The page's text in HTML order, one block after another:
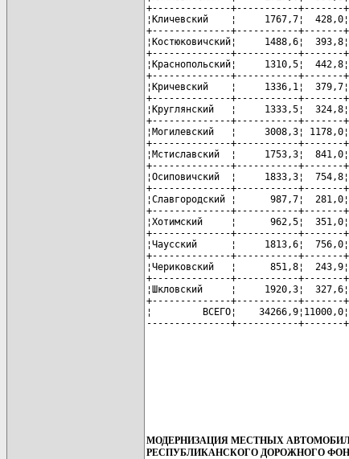
+--------------+-----------+-------
¦Кличевский    ¦     1767,7¦
+--------------+-----------+-------
¦Костюковичский¦     1488,6¦
+--------------+-----------+-------
¦Краснопольский¦     1310,5¦
+--------------+-----------+-------
¦Кричевский    ¦     1336,1¦
+--------------+-----------+-------
¦Круглянский   ¦     1333,5¦
+--------------+-----------+-------
¦Могилевский   ¦     3008,3¦
+--------------+-----------+-------
¦Мстиславский  ¦     1753,3¦
+--------------+-----------+-------
¦Осиповичский  ¦     1833,3¦
+--------------+-----------+-------
¦Славгородский ¦      987,7¦
+--------------+-----------+-------
¦Хотимский     ¦      962,5¦
+--------------+-----------+-------
¦Чаусский      ¦     1813,6¦
+--------------+-----------+-------
¦Чериковский   ¦      851,8¦
+--------------+-----------+-------
¦Шкловский     ¦     1920,3¦
+--------------+-----------+-------
¦         ВСЕГО¦    34266,9¦11000,0¦
МОДЕРНИЗАЦИЯ МЕСТНЫХ
РЕСПУБЛИКАНСКОГО ДОРОЖНОГО